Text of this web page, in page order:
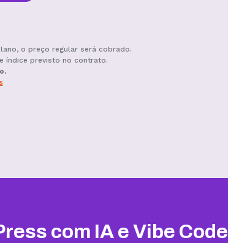
o preço regular será cobrado.
índice previsto no contrato.
com IA e Vibe Code